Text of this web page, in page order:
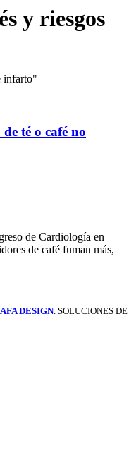
y riesgos
infarto"
té o café no
de Cardiología en
de café fuman más,
DESIGN. SOLUCIONES DE